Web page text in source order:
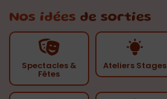
Nos idées de sorties
Spectacles &
Fêtes
Ateliers Stages